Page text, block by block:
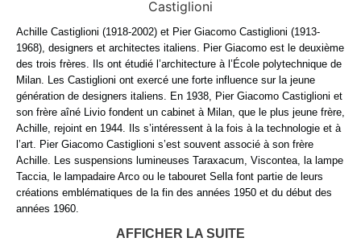
Achille Castiglioni (1918-2002) et Pier Giacomo Castiglioni (1913-
1968), designers et architectes italiens. Pier Giacomo est le deuxième
des trois frères. Ils ont étudié l’architecture à l’École polytechnique de
Milan. Les Castiglioni ont exercé une forte influence sur la jeune
génération de designers italiens. En 1938, Pier Giacomo Castiglioni et
son frère aîné Livio fondent un cabinet à Milan, que le plus jeune frère,
Achille, rejoint en 1944. Ils s’intéressent à la fois à la technologie et à
l’art. Pier Giacomo Castiglioni s’est souvent associé à son frère
Achille. Les suspensions lumineuses Taraxacum, Viscontea, la lampe
Taccia, le lampadaire Arco ou le tabouret Sella font partie de leurs
créations emblématiques de la fin des années 1950 et du début des
années 1960.
AFFICHER LA SUITE
Table d'appoint Servomuto